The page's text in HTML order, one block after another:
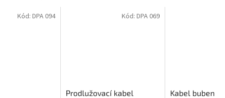
Kód: DPA 094
Prodlužovací kabel
Kód: DPA 069
Kabel buben